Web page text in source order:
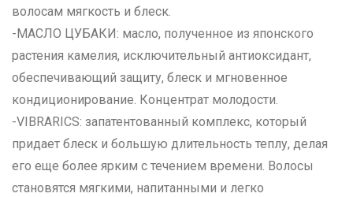
волосам мягкость и блеск.
-МАСЛО ЦУБАКИ: масло, полученное из японского
растения камелия, исключительный антиоксидант,
обеспечивающий защиту, блеск и мгновенное
кондиционирование. Концентрат молодости.
-VIBRARICS: запатентованный комплекс, который
придает блеск и большую длительность теплу, делая
его еще более ярким с течением времени. Волосы
становятся мягкими, напитанными и легко